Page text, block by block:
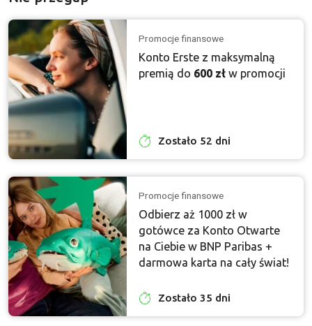
Promocje finansowe
Konto Erste z maksymalną
premią do 600 zł w promocji
Zostało 52 dni
Promocje finansowe
Odbierz aż 1000 zł w
gotówce za Konto Otwarte
na Ciebie w BNP Paribas +
darmowa karta na cały świat!
Zostało 35 dni